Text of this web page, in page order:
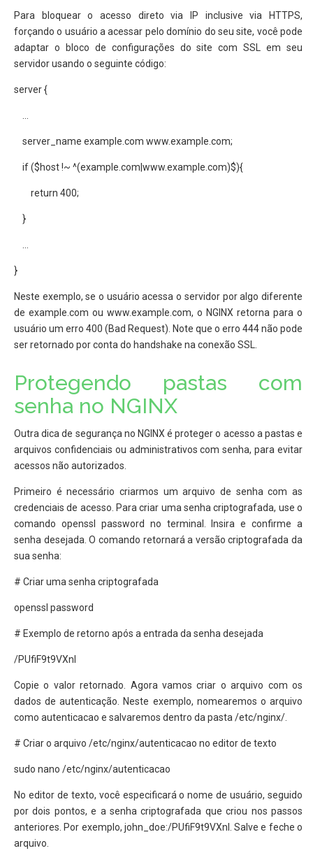
Para bloquear o acesso direto via IP inclusive via HTTPS,
forçando o usuário a acessar pelo domínio do seu site, você pode
adaptar o bloco de configurações do site com SSL em seu
servidor usando o seguinte código:
server {
…
server_name example.com www.example.com;
if ($host !~ ^(example.com|www.example.com)$){
return 400;
}
…
}
Neste exemplo, se o usuário acessa o servidor por algo diferente
de example.com ou www.example.com, o NGINX retorna para o
usuário um erro 400 (Bad Request). Note que o erro 444 não pode
ser retornado por conta do handshake na conexão SSL.
Protegendo pastas com
senha no NGINX
Outra dica de segurança no NGINX é proteger o acesso a pastas e
arquivos confidenciais ou administrativos com senha, para evitar
acessos não autorizados.
Primeiro é necessário criarmos um arquivo de senha com as
credenciais de acesso. Para criar uma senha criptografada, use o
comando openssl password no terminal. Insira e confirme a
senha desejada. O comando retornará a versão criptografada da
sua senha:
# Criar uma senha criptografada
openssl password
# Exemplo de retorno após a entrada da senha desejada
/PUfiF9t9VXnI
Copie o valor retornado. Agora vamos criar o arquivo com os
dados de autenticação. Neste exemplo, nomearemos o arquivo
como autenticacao e salvaremos dentro da pasta /etc/nginx/.
# Criar o arquivo /etc/nginx/autenticacao no editor de texto
sudo nano /etc/nginx/autenticacao
No editor de texto, você especificará o nome de usuário, seguido
por dois pontos, e a senha criptografada que criou nos passos
anteriores. Por exemplo, john_doe:/PUfiF9t9VXnI. Salve e feche o
arquivo.